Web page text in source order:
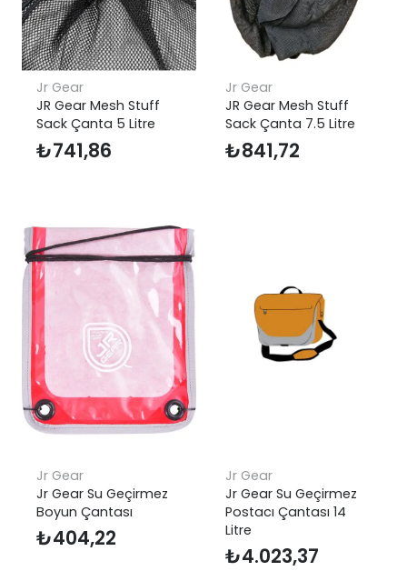
Jr Gear
JR Gear Mesh Stuff
Sack Çanta 5 Litre
₺741,86
Jr Gear
JR Gear Mesh Stuff
Sack Çanta 7.5 Litre
₺841,72
Jr Gear
Jr Gear Su Geçirmez
Boyun Çantası
₺404,22
Jr Gear
Jr Gear Su Geçirmez
Postacı Çantası 14
Litre
₺4.023,37